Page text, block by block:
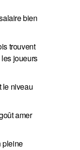
bien
trouvent
joueurs
le niveau
amer
pleine